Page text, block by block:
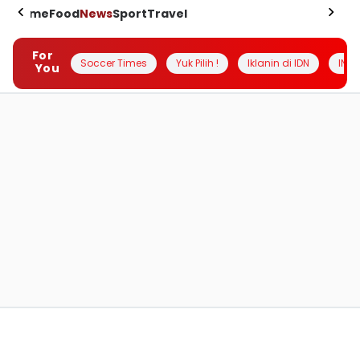
HomeFoodNewsSportTravel
For
You
Soccer Times Yuk Pilih ! Iklanin di IDN